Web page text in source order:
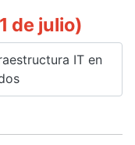
de julio)
IT en